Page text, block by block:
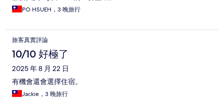
PO HSUEH，3 晚旅行
旅客真實評論
10/10 好極了
2025 年 8 月 22 日
有機會還會選擇住宿。
Jackie，3 晚旅行